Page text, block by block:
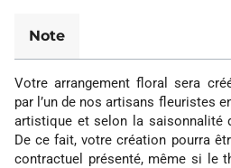
Note
Votre arrangement floral sera
par l’un de nos artisans fleuristes
artistique et selon la saisonnalité
De ce fait, votre création pourra
contractuel présenté, même si le